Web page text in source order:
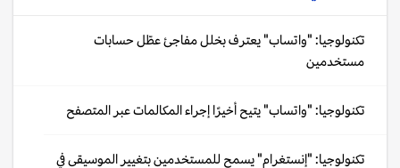
تكنولوجيا: "واتساب" يعترف بخلل مفاجئ عطّل حسابات
مستخدمين
تكنولوجيا: "واتساب" يتيح أخيرًا إجراء المكالمات عبر المتصفح
تكنولوجيا: "إنستغرام" يسمح للمستخدمين بتغيير الموسيقى في